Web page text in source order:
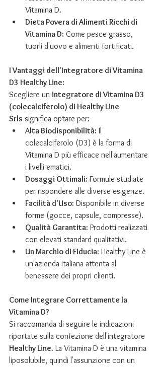
Vitamina D.
Dieta Povera di Alimenti Ricchi di
Vitamina D: Come pesce grasso,
tuorli d'uovo e alimenti fortificati.
I Vantaggi dell'Integratore di Vitamina
D3 Healthy Line:
Scegliere un integratore di Vitamina D3
(colecalciferolo) di Healthy Line
Srls significa optare per:
Alta Biodisponibilità: Il
colecalciferolo (D3) è la forma di
Vitamina D più efficace nell'aumentare
i livelli ematici.
Dosaggi Ottimali: Formule studiate
per rispondere alle diverse esigenze.
Facilità d'Uso: Disponibile in diverse
forme (gocce, capsule, compresse).
Qualità Garantita: Prodotti realizzati
con elevati standard qualitativi.
Un Marchio di Fiducia: Healthy Line è
un'azienda italiana attenta al
benessere dei propri clienti.
Come Integrare Correttamente la
Vitamina D?
Si raccomanda di seguire le indicazioni
riportate sulla confezione dell'integratore
Healthy Line. La Vitamina D è una vitamina
liposolubile, quindi l'assunzione con un